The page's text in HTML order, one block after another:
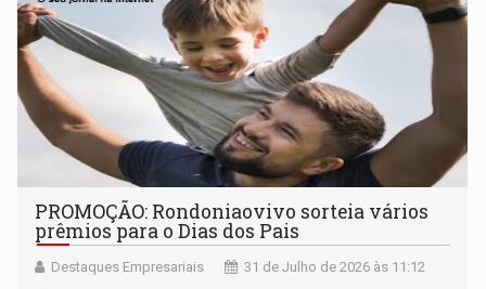
PROMOÇÃO: Rondoniaovivo sorteia vários
prêmios para o Dias dos Pais
Destaques Empresariais 31 de Julho de 2026 às 11:12